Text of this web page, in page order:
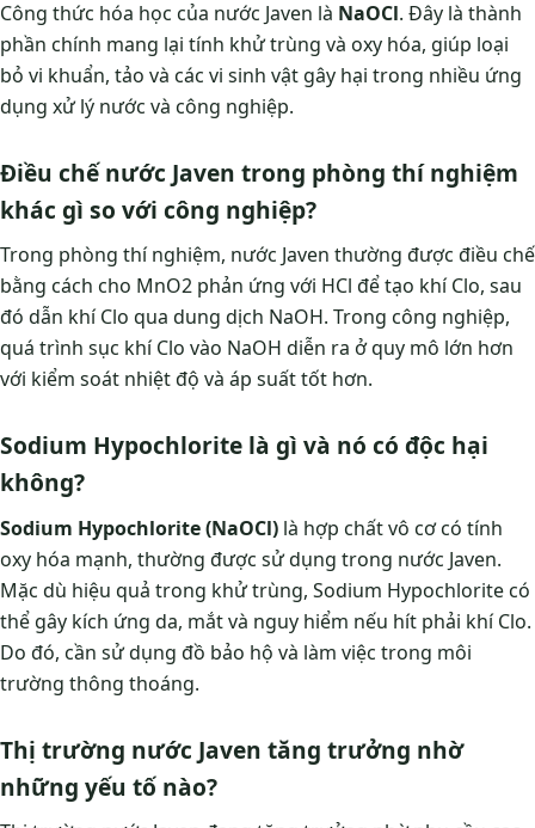
Công thức hóa học của nước Javen là NaOCl. Đây là thành
phần chính mang lại tính khử trùng và oxy hóa, giúp loại
bỏ vi khuẩn, tảo và các vi sinh vật gây hại trong nhiều ứng
dụng xử lý nước và công nghiệp.
Điều chế nước Javen trong phòng thí nghiệm
khác gì so với công nghiệp?
Trong phòng thí nghiệm, nước Javen thường được điều chế
bằng cách cho MnO2 phản ứng với HCl để tạo khí Clo, sau
đó dẫn khí Clo qua dung dịch NaOH. Trong công nghiệp,
quá trình sục khí Clo vào NaOH diễn ra ở quy mô lớn hơn
với kiểm soát nhiệt độ và áp suất tốt hơn.
Sodium Hypochlorite là gì và nó có độc hại
không?
Sodium Hypochlorite (NaOCl) là hợp chất vô cơ có tính
oxy hóa mạnh, thường được sử dụng trong nước Javen.
Mặc dù hiệu quả trong khử trùng, Sodium Hypochlorite có
thể gây kích ứng da, mắt và nguy hiểm nếu hít phải khí Clo.
Do đó, cần sử dụng đồ bảo hộ và làm việc trong môi
trường thông thoáng.
Thị trường nước Javen tăng trưởng nhờ
những yếu tố nào?